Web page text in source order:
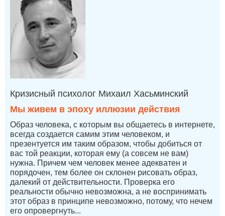
Кризисный психолог Михаил Хасьминский
Мы живем в эпоху иллюзии действия
Образ человека, с которым вы общаетесь в интернете,
всегда создается самим этим человеком, и
презентуется им таким образом, чтобы добиться от
вас той реакции, которая ему (а совсем не вам)
нужна. Причем чем человек менее адекватен и
порядочен, тем более он склонен рисовать образ,
далекий от действительности. Проверка его
реальности обычно невозможна, а не воспринимать
этот образ в принципе невозможно, потому, что нечем
его опровергнуть...